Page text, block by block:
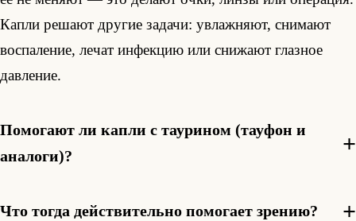
Капли решают другие задачи: увлажняют, снимают
воспаление, лечат инфекцию или снижают глазное
давление.
Помогают ли капли с таурином (тауфон и
аналоги)?
Что тогда действительно помогает зрению?